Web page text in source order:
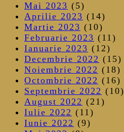
Mai 2023 (5)
Aprilie 2023 (14)
Martie 2023 (10)
Februarie 2023 (11)
Ianuarie 2023 (12)
Decembrie 2022 (15)
Noiembrie 2022 (18)
Octombrie 2022 (16)
Septembrie 2022 (10)
August 2022 (21)
Iulie 2022 (11)
Iunie 2022 (9)